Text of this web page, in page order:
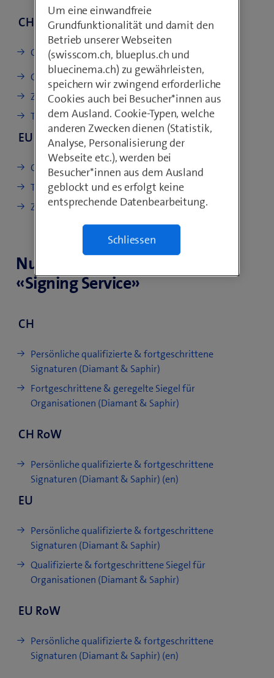
n
n
e
u
e
s
F
e
n
s
t
e
r
)
e
i
n
n
e
u
e
s
F
e
n
s
t
e
CH
CP/CPS Diamant & Saphir
CP/CPS Rubin
Zertifikatsprofile CH
TP Timestamping (de)
EU
CP/CPS Diamant & Saphir EU
TP Timestamping (de)
Zertifikatsprofile EU
Nutzungsbestimmungen
«Signing Service»
CH
Persönliche qualifizierte & fortgeschrittene
Signaturen (Diamant & Saphir)
Fortgeschrittene & geregelte Siegel für
Organisationen (Diamant & Saphir)
CH RoW
Persönliche qualifizierte & fortgeschrittene
Signaturen (Diamant & Saphir) (en)
EU
Persönliche qualifizierte & fortgeschrittene
Signaturen (Diamant & Saphir)
Qualifizierte & fortgeschrittene Siegel für
Organisationen (Diamant & Saphir)
EU RoW
Persönliche qualifizierte & fortgeschrittene
Signaturen (Diamant & Saphir) (en)
Um eine einwandfreie
Grundfunktionalität und damit den
Betrieb unserer Webseiten
(swisscom.ch, blueplus.ch und
bluecinema.ch) zu gewährleisten,
speichern wir zwingend erforderliche
Cookies auch bei Besucher*innen aus
dem Ausland. Cookie-Typen, welche
anderen Zwecken dienen (Statistik,
Analyse, Personalisierung der
Webseite etc.), werden bei
Besucher*innen aus dem Ausland
geblockt und es erfolgt keine
entsprechende Datenbearbeitung.
Schliessen